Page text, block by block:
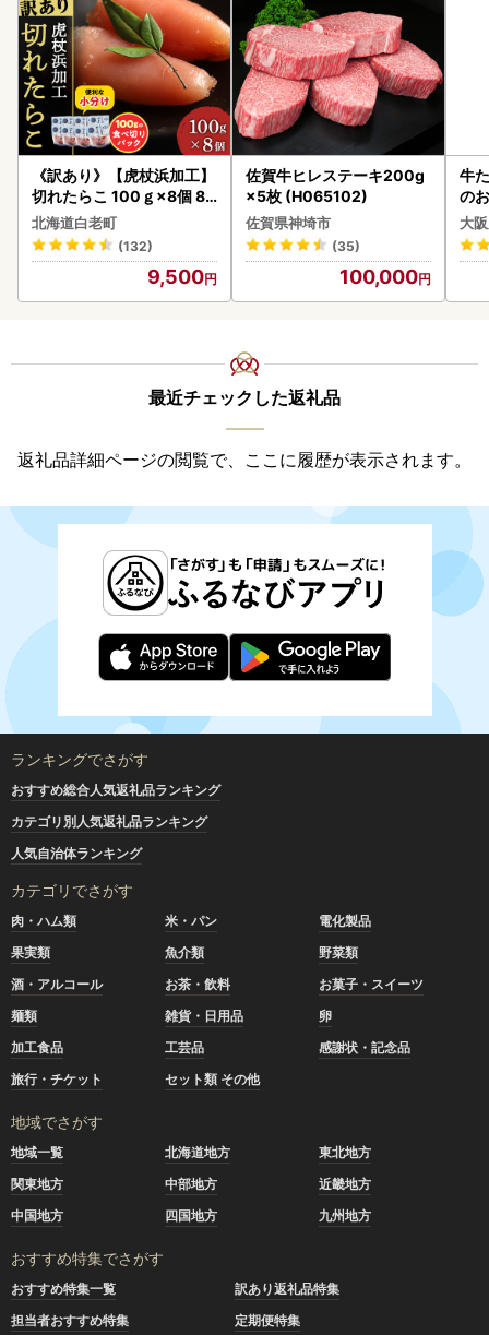
《訳あり》【虎杖浜加工】
切れたらこ 100ｇ×8個 80
0g AK081
北海道白老町
(132)
9,500
佐賀牛ヒレステーキ200g
×5枚 (H065102)
佐賀県神埼市
(35)
100,000
牛
の
大
最近チェックした返礼品
返礼品詳細ページの閲覧で、ここに履歴が表示されます。
ランキングでさがす
おすすめ総合人気返礼品ランキング
カテゴリ別人気返礼品ランキング
人気自治体ランキング
カテゴリでさがす
肉・ハム類 米・パン
電化製品
果実類
魚介類
野菜類
酒・アルコール
お茶・飲料
お菓子・スイーツ
麺類
雑貨・日用品
卵
加工食品
工芸品
感謝状・記念品
旅行・チケット
セット類 その他
地域でさがす
地域一覧 北海道地方
東北地方
関東地方
中部地方
近畿地方
中国地方
四国地方 九州地方
おすすめ特集でさがす
おすすめ特集一覧
訳あり返礼品特集
担当者おすすめ特集
定期便特集